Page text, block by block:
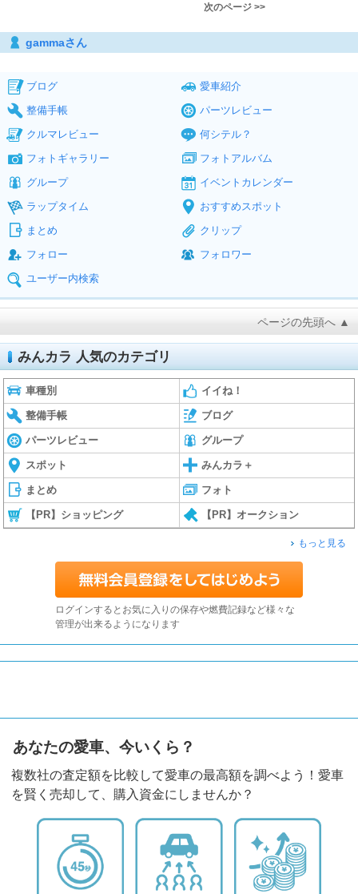
次のページ >>
gammaさん
ブログ
愛車紹介
整備手帳
パーツレビュー
クルマレビュー
何シテル？
フォトギャラリー
フォトアルバム
グループ
イベントカレンダー
ラップタイム
おすすめスポット
まとめ
クリップ
フォロー
フォロワー
ユーザー内検索
ページの先頭へ ▲
みんカラ 人気のカテゴリ
車種別 イイね！
整備手帳 ブログ
パーツレビュー グループ
スポット みんカラ＋
まとめ フォト
【PR】ショッピング 【PR】オークション
もっと見る
ログインするとお気に入りの保存や燃費記録など様々な
管理が出来るようになります
あなたの愛車、今いくら？
複数社の査定額を比較して愛車の最高額を調べよう！愛車
を賢く売却して、購入資金にしませんか？